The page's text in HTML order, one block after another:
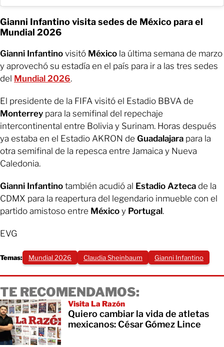
Gianni Infantino visita sedes de México para el
Mundial 2026
Gianni Infantino visitó México la última semana de marzo
y aprovechó su estadía en el país para ir a las tres sedes
del Mundial 2026.
El presidente de la FIFA visitó el Estadio BBVA de
Monterrey para la semifinal del repechaje
intercontinental entre Bolivia y Surinam. Horas después
ya estaba en el Estadio AKRON de Guadalajara para la
otra semifinal de la repesca entre Jamaica y Nueva
Caledonia.
Gianni Infantino también acudió al Estadio Azteca de la
CDMX para la reapertura del legendario inmueble con el
partido amistoso entre México y Portugal.
EVG
Temas: Mundial 2026 Claudia Sheinbaum Gianni Infantino
TE RECOMENDAMOS:
Visita La Razón
Quiero cambiar la vida de atletas
mexicanos: César Gómez Lince